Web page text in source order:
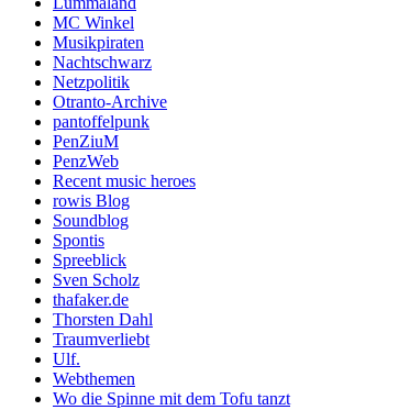
MC Winkel
Musikpiraten
Nachtschwarz
Netzpolitik
Otranto-Archive
pantoffelpunk
PenZiuM
PenzWeb
Recent music heroes
rowis Blog
Soundblog
Spontis
Spreeblick
Sven Scholz
thafaker.de
Thorsten Dahl
Traumverliebt
Ulf.
Webthemen
Wo die Spinne mit dem Tofu tanzt